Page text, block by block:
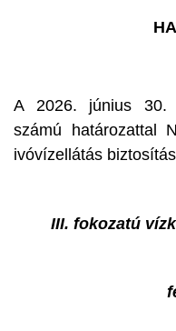
A 2026. június 30.
számú határozattal
ivóvízellátás
III. fokozatú